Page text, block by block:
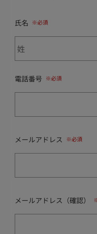
氏名
電話番号
メールアドレス
メールアドレス（確認）